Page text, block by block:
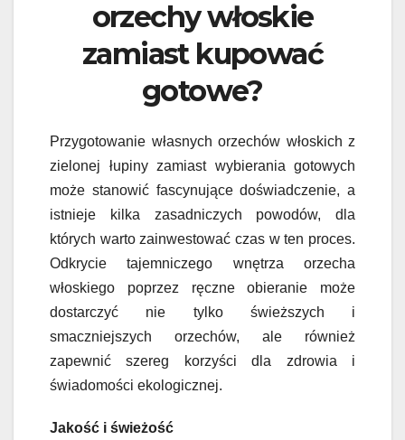
orzechy włoskie
zamiast kupować
gotowe?
Przygotowanie własnych orzechów włoskich z
zielonej łupiny zamiast wybierania gotowych
może stanowić fascynujące doświadczenie, a
istnieje kilka zasadniczych powodów, dla
których warto zainwestować czas w ten proces.
Odkrycie tajemniczego wnętrza orzecha
włoskiego poprzez ręczne obieranie może
dostarczyć nie tylko świeższych i
smaczniejszych orzechów, ale również
zapewnić szereg korzyści dla zdrowia i
świadomości ekologicznej.
Jakość i świeżość